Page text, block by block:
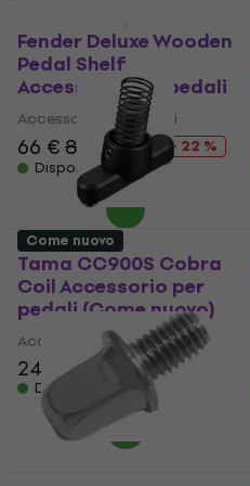
Fender Deluxe Wooden
Pedal Shelf
Accessorio per pedali
Accessorio per pedali
66 €84,80 €
- 22 %
Disponibile
Tama CC900S Cobra
Coil Accessorio per
pedali (Come nuovo)
Accessorio per pedali
24,90 € 26,90 €
Disponibile
Come nuovo